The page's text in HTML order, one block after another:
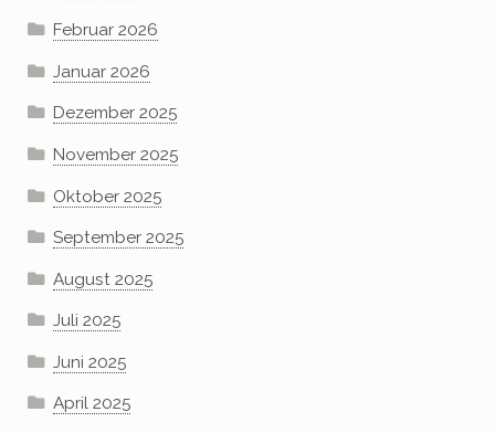
Februar 2026
Januar 2026
Dezember 2025
November 2025
Oktober 2025
September 2025
August 2025
Juli 2025
Juni 2025
April 2025